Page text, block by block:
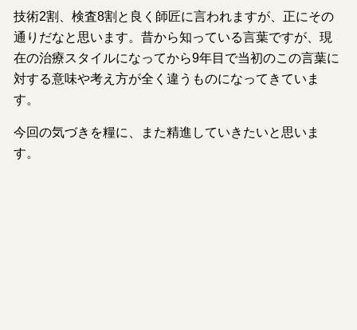
技術2割、検査8割と良く師匠に言われますが、正にその
通りだなと思います。昔から知っている言葉ですが、現
在の治療スタイルになってから9年目で当初のこの言葉に
対する意味や考え方が全く違うものになってきていま
す。
今回の気づきを糧に、また精進していきたいと思いま
す。